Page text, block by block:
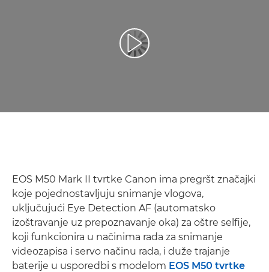
Reproduciraj videozapis
EOS M50 Mark II tvrtke Canon ima pregršt značajki
koje pojednostavljuju snimanje vlogova,
uključujući Eye Detection AF (automatsko
izoštravanje uz prepoznavanje oka) za oštre selfije,
koji funkcionira u načinima rada za snimanje
videozapisa i servo načinu rada, i duže trajanje
baterije u usporedbi s modelom EOS M50 tvrtke